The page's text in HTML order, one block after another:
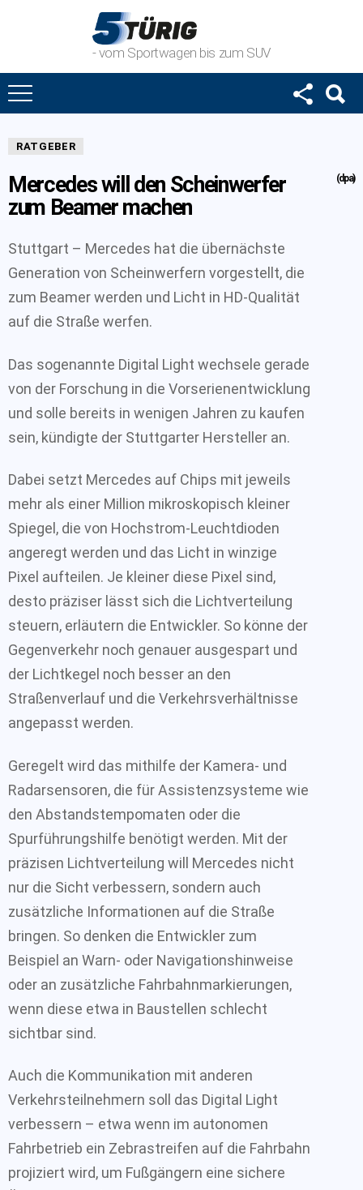
- vom Sportwagen bis zum SUV
RATGEBER
Mercedes will den Scheinwerfer
zum Beamer machen
(dpa)
Stuttgart – Mercedes hat die übernächste
Generation von Scheinwerfern vorgestellt, die
zum Beamer werden und Licht in HD-Qualität
auf die Straße werfen.
Das sogenannte Digital Light wechsele gerade
von der Forschung in die Vorserienentwicklung
und solle bereits in wenigen Jahren zu kaufen
sein, kündigte der Stuttgarter Hersteller an.
Dabei setzt Mercedes auf Chips mit jeweils
mehr als einer Million mikroskopisch kleiner
Spiegel, die von Hochstrom-Leuchtdioden
angeregt werden und das Licht in winzige
Pixel aufteilen. Je kleiner diese Pixel sind,
desto präziser lässt sich die Lichtverteilung
steuern, erläutern die Entwickler. So könne der
Gegenverkehr noch genauer ausgespart und
der Lichtkegel noch besser an den
Straßenverlauf und die Verkehrsverhältnisse
angepasst werden.
Geregelt wird das mithilfe der Kamera- und
Radarsensoren, die für Assistenzsysteme wie
den Abstandstempomaten oder die
Spurführungshilfe benötigt werden. Mit der
präzisen Lichtverteilung will Mercedes nicht
nur die Sicht verbessern, sondern auch
zusätzliche Informationen auf die Straße
bringen. So denken die Entwickler zum
Beispiel an Warn- oder Navigationshinweise
oder an zusätzliche Fahrbahnmarkierungen,
wenn diese etwa in Baustellen schlecht
sichtbar sind.
Auch die Kommunikation mit anderen
Verkehrsteilnehmern soll das Digital Light
verbessern – etwa wenn im autonomen
Fahrbetrieb ein Zebrastreifen auf die Fahrbahn
projiziert wird, um Fußgängern eine sichere